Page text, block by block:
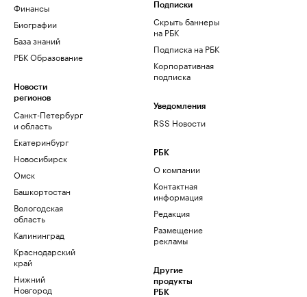
Финансы
Биографии
База знаний
РБК Образование
Новости
регионов
Санкт-Петербург
и область
Екатеринбург
Новосибирск
Омск
Башкортостан
Вологодская
область
Калининград
Краснодарский
край
Нижний
Новгород
Подписки
Скрыть баннеры
на РБК
Подписка на РБК
Корпоративная
подписка
Уведомления
RSS Новости
РБК
О компании
Контактная
информация
Редакция
Размещение
рекламы
Другие
продукты
РБК